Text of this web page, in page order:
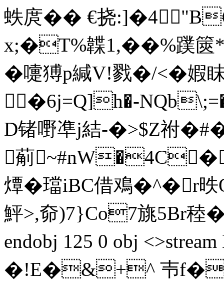
蛈庹� � €挠
x;�T%韘1,��%蹼篋*
�嚏猼p緘V!戮�/<�
⒅�6j=Q]h�-
D锗嘢凖j結-�>$Z祔�#�:
葪
燂� 璫iBC借鳮
鮃>,奅)7}Co7旐5Br稑
endobj 125 0 obj
�!E�&+^ 壭